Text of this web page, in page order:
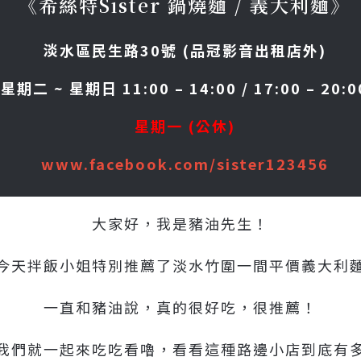
《希絲特Sister 鍋燒麵 / 義大利麵》
淡水區民生路30號 (品冠影音出租店外)
星期二 ~ 星期日 11:00 – 14:00 / 17:00 –
星期一 (公休)
www.facebook.com/sister123456
大家好，我是豬油先生！
天拌飯小姐特別推薦了淡水竹圍一間平價義大利
一直和豬油說，真的很好吃，很推薦！
們就一起來吃吃看嚕，看看這種路邊小店到底有